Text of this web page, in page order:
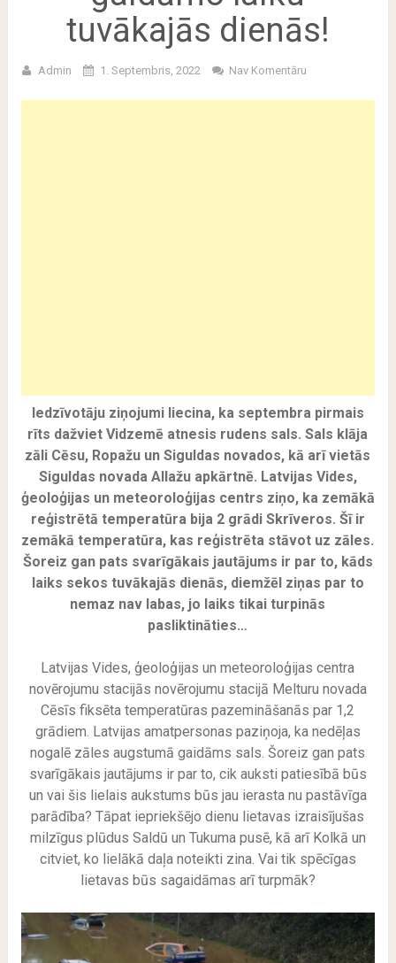
tuvākajās dienās!
Admin 1. Septembris, 2022 Nav Komentāru
Iedzīvotāju ziņojumi liecina, ka septembra pirmais
rīts dažviet Vidzemē atnesis rudens sals. Sals klāja
zāli Cēsu, Ropažu un Siguldas novados, kā arī vietās
Siguldas novada Allažu apkārtnē. Latvijas Vides,
ģeoloģijas un meteoroloģijas centrs ziņo, ka zemākā
reģistrētā temperatūra bija 2 grādi Skrīveros. Šī ir
zemākā temperatūra, kas reģistrēta stāvot uz zāles.
Šoreiz gan pats svarīgākais jautājums ir par to, kāds
laiks sekos tuvākajās dienās, diemžēl ziņas par to
nemaz nav labas, jo laiks tikai turpinās
pasliktināties…
Latvijas Vides, ģeoloģijas un meteoroloģijas centra
novērojumu stacijās novērojumu stacijā Melturu novada
Cēsīs fiksēta temperatūras pazemināšanās par 1,2
grādiem. Latvijas amatpersonas paziņoja, ka nedēļas
nogalē zāles augstumā gaidāms sals. Šoreiz gan pats
svarīgākais jautājums ir par to, cik auksti patiesībā būs
un vai šis lielais aukstums būs jau ierasta nu pastāvīga
parādība? Tāpat iepriekšējo dienu lietavas izraisījušas
milzīgus plūdus Saldū un Tukuma pusē, kā arī Kolkā un
citviet, ko lielākā daļa noteikti zina. Vai tik spēcīgas
lietavas būs sagaidāmas arī turpmāk?